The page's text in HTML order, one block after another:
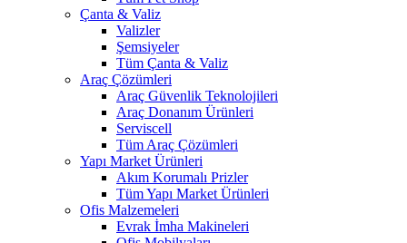
Çanta & Valiz
Valizler
Şemsiyeler
Tüm Çanta & Valiz
Araç Çözümleri
Araç Güvenlik Teknolojileri
Araç Donanım Ürünleri
Serviscell
Tüm Araç Çözümleri
Yapı Market Ürünleri
Akım Korumalı Prizler
Tüm Yapı Market Ürünleri
Ofis Malzemeleri
Evrak İmha Makineleri